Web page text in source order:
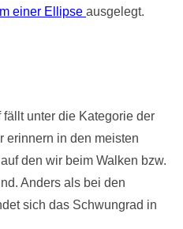
einer Ellipse ausgelegt.
unter die Kategorie der
erinnern in den meisten
den wir beim Walken bzw.
Anders als bei den
sich das Schwungrad in